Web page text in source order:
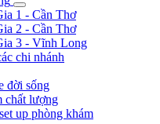
1 - Cần Thơ
2 - Cần Thơ
3 - Vĩnh Long
chi nhánh
đời sống
chất lượng
up phòng khám